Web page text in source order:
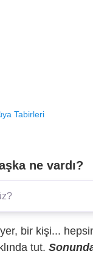
Tabirleri
ne vardı?
bir kişi...
tut.